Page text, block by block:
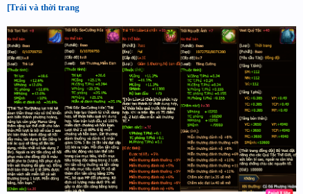
[Trái và thời trang